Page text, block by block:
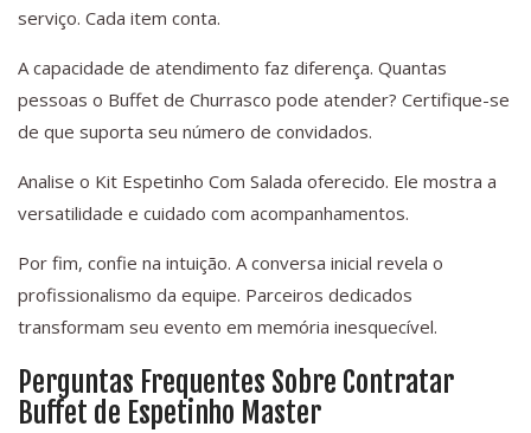
serviço. Cada item conta.
A capacidade de atendimento faz diferença. Quantas
pessoas o Buffet de Churrasco pode atender? Certifique-se
de que suporta seu número de convidados.
Analise o Kit Espetinho Com Salada oferecido. Ele mostra a
versatilidade e cuidado com acompanhamentos.
Por fim, confie na intuição. A conversa inicial revela o
profissionalismo da equipe. Parceiros dedicados
transformam seu evento em memória inesquecível.
Perguntas Frequentes Sobre Contratar
Buffet de Espetinho Master